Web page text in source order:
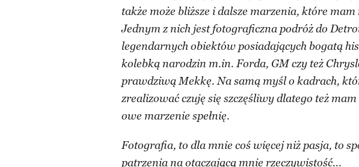
także może bliższe i dalsze marzenia, które
Jednym z nich jest fotograficzna podróż do
legendarnych obiektów posiadających bogatą
kolebką narodzin m.in. Forda, GM czy też
prawdziwą Mekkę. Na samą myśl o kadrach,
zrealizować czuję się szczęśliwy dlatego też
owe marzenie spełnię.
Fotografia, to dla mnie coś więcej niż pasja, to
patrzenia na otaczającą mnie rzeczywistość...